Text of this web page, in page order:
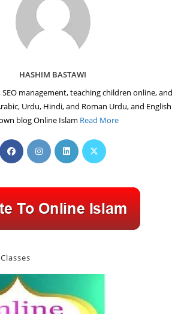
HASHIM BASTAWI
management, teaching children online, and
Urdu, Hindi, and Roman Urdu, and English
blog Online Islam Read More
Opens
in
tab
Opens
in
tab
Opens
in
tab
Opens
tab